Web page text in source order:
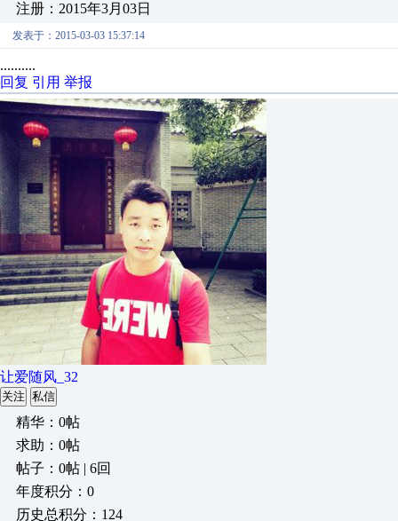
注册：2015年3月03日
发表于：2015-03-03 15:37:14
..........
回复 引用 举报
让爱随风_32
关注 私信
精华：0帖
求助：0帖
帖子：0帖 | 6回
年度积分：0
历史总积分：124